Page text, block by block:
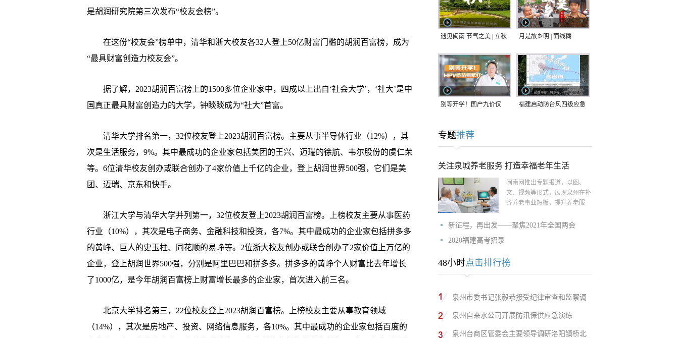
是胡润研究院第三次发布“校友会榜”。
在这份“校友会”榜单中，清华和浙大校友各32人登上50亿财富门槛的胡润百富榜，成为
“最具财富创造力校友会”。
据了解，2023胡润百富榜上的1500多位企业家中，四成以上出自‘社会大学’，‘社大’是中
国真正最具财富创造力的大学，钟睒睒成为“社大”首富。
清华大学排名第一，32位校友登上2023胡润百富榜。主要从事半导体行业（12%），其
次是生活服务，9%。其中最成功的企业家包括美团的王兴、迈瑞的徐航、韦尔股份的虞仁荣
等。6位清华校友创办或联合创办了4家价值上千亿的企业，登上胡润世界500强，它们是美
团、迈瑞、京东和快手。
浙江大学与清华大学并列第一，32位校友登上2023胡润百富榜。上榜校友主要从事医药
行业（10%），其次是电子商务、金融科技和投资，各7%。其中最成功的企业家包括拼多多
的黄峥、巨人的史玉柱、同花顺的易峥等。2位浙大校友创办或联合创办了2家价值上万亿的
企业，登上胡润世界500强，分别是阿里巴巴和拼多多。拼多多的黄峥个人财富比去年增长
了1000亿，是今年胡润百富榜上财富增长最多的企业家，首次进入前三名。
北京大学排名第三，22位校友登上2023胡润百富榜。上榜校友主要从事教育领域
（14%），其次是房地产、投资、网络信息服务，各10%。其中最成功的企业家包括百度的
遇见闽南 节气之美 | 立秋 月是故乡明 | 面线糊
别等开学！国产九价仅
紧打
福建启动防台风四级应急
专题推荐
关注泉城养老服务 打造幸福老年生活
闽南网推出专题报道，以图、
文、视频等形式，展现泉州在补
齐养老事业短板，提升养老服
新征程，再出发——聚焦2021年全国两会
2020福建高考招录
48小时点击排行榜
泉州市委书记张毅恭接受纪律审查和监察调
泉州自来水公司开展防汛保供应急演练
泉州台商区管委会主要领导调研洛阳镇桥北